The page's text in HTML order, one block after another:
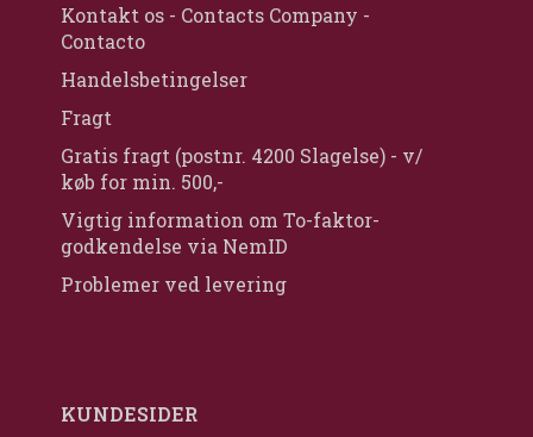
Kontakt os - Contacts Company -
Contacto
Handelsbetingelser
Fragt
Gratis fragt (postnr. 4200 Slagelse) - v/
køb for min. 500,-
Vigtig information om To-faktor-
godkendelse via NemID
Problemer ved levering
KUNDESIDER